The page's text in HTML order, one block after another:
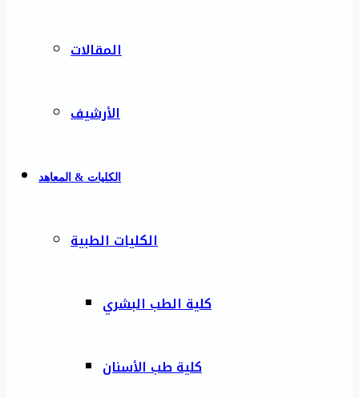
المقالات
الأرشيف
الكليات & المعاهد
الكليات الطبية
كلية الطب البشري
كلية طب الأسنان